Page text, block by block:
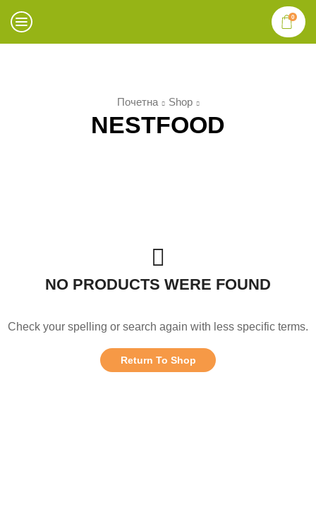
0
Почетна Shop
NESTFOOD
NO PRODUCTS WERE FOUND
Check your spelling or search again with less specific terms.
Return To Shop